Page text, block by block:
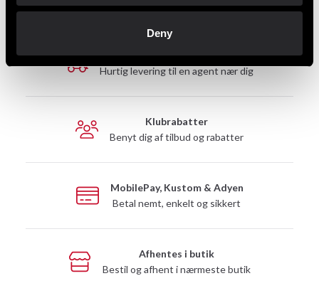
Deny
Hurtig levering
Hurtig levering til en agent nær dig
Klubrabatter
Benyt dig af tilbud og rabatter
MobilePay, Kustom & Adyen
Betal nemt, enkelt og sikkert
Afhentes i butik
Bestil og afhent i nærmeste butik